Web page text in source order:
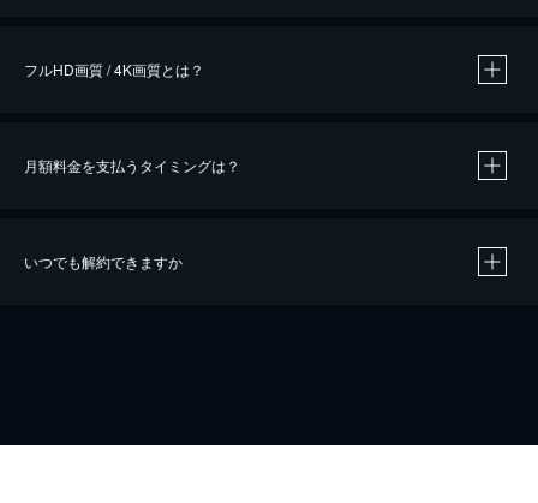
※40％ポイント還元の対象は、クレジットカード決済による作品の購入 / レンタルです。
フルHD画質 / 4K画質とは？
月額料金を支払うタイミングは？
いつでも解約できますか